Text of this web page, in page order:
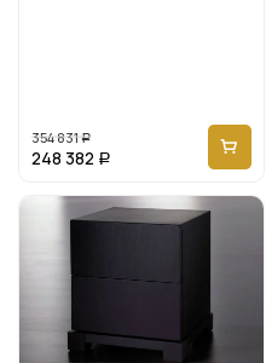
354 831 Р
248 382 Р